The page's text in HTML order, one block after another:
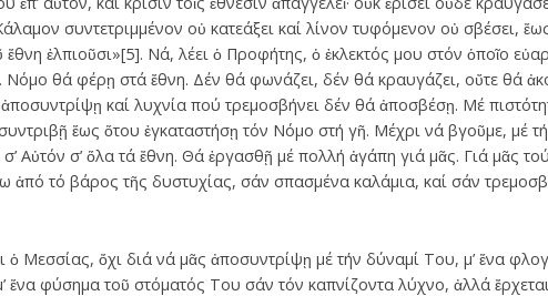
συντετριμμένον οὐ κατεάξει καί λίνον τυφόμενον οὐ σβέσει,
ἔθνη ἐλπιοῦσι»[5]. Νά, λέει ὁ Προφήτης, ὁ ἐκλεκτός μου στόν ὁποῖο
θά φέρῃ στά ἔθνη. Δέν θά φωνάζει, δέν θά κραυγάζει, οὔτε θά
καί λυχνία πού τρεμοσβήνει δέν θά ἀποσβέσῃ. Μέ
ἕως ὅτου ἐγκαταστήσῃ τόν Νόμο στή γῆ. Μέχρι νά βγοῦμε, μέ
Αὐτόν σ’ ὅλα τά ἔθνη. Θά ἐργασθῇ μέ πολλή ἀγάπη γιά μᾶς. Γιά μᾶς
ἀπό τό βάρος τῆς δυστυχίας, σάν σπασμένα καλάμια, καί σάν
ὁ Μεσσίας, ὄχι διά νά μᾶς ἀποσυντρίψῃ μέ τήν δύναμί Του, μ’ ἕνα
ἕνα φύσημα τοῦ στόματός Του σάν τόν καπνίζοντα λύχνο, ἀλλά